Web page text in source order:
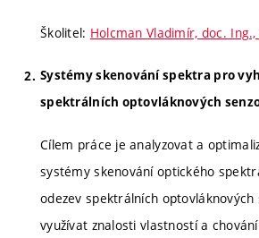
Školitel: Holcman Vladimír, doc. Ing.,
Systémy skenování spektra pro
spektrálních optovláknových
Cílem práce je analyzovat a
systémy skenování optického
odezev spektrálních optovláknových
využívat znalosti vlastností a